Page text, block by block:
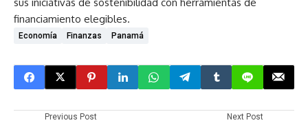
financiamiento elegibles.
Economía Finanzas Panamá
Previous Post Next Post